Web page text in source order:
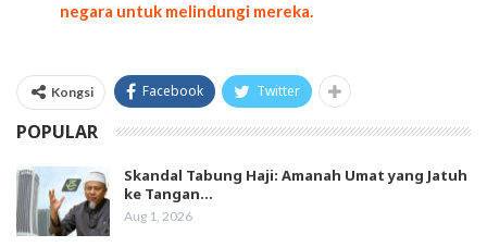
negara untuk melindungi mereka.
Kongsi Facebook Twitter
POPULAR
Skandal Tabung Haji: Amanah Umat yang Jatuh
ke Tangan…
Aug 1, 2026